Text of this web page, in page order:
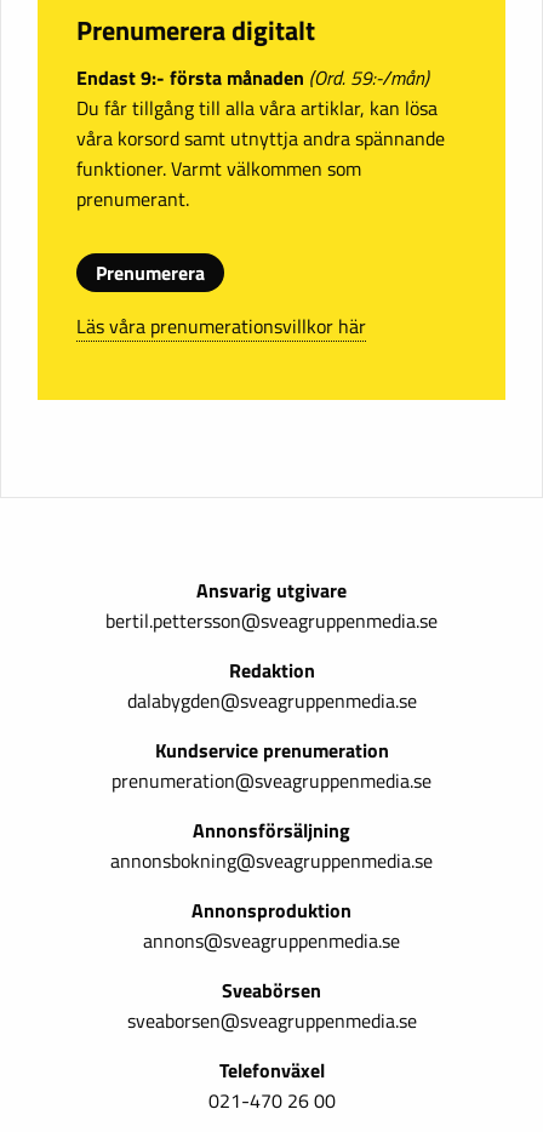
Prenumerera digitalt
Endast 9:- första månaden (Ord. 59:-/mån)
Du får tillgång till alla våra artiklar, kan lösa
våra korsord samt utnyttja andra spännande
funktioner. Varmt välkommen som
prenumerant.
Prenumerera
Läs våra prenumerationsvillkor här
Ansvarig utgivare
bertil.pettersson@sveagruppenmedia.se
Redaktion
dalabygden@sveagruppenmedia.se
Kundservice prenumeration
prenumeration@sveagruppenmedia.se
Annonsförsäljning
annonsbokning@sveagruppenmedia.se
Annonsproduktion
annons@sveagruppenmedia.se
Sveabörsen
sveaborsen@sveagruppenmedia.se
Telefonväxel
021-470 26 00